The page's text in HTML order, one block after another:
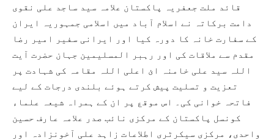
قائد ملت جعفریہ پاکستان علامہ سید ساجد علی نقوی
دامت برکاتہ نے اسلام آباد میں اسلامی جمہوریہ ایران
کے سفارت خانہ کا دورہ کیا اور ایرانی سفیر امیر رضا
مقدم سے ملاقات کی اور رہبر المسلیمین جہان حضرت آیت
اللہ سید علی خامنہ ائ اعلی اللہ مقامہ کی شہادت پر
تعزیت و تسلیت پیش کرتے ہوئے بلندی درجات کے لیے
فاتحہ خوانی کی۔ اس موقع پر ان کے ہمراہ شیعہ علماء
کونسل پاکستان کے مرکزی نائب صدر علامہ عارف حسین
واحدی، مرکزی سیکرٹری اطلاعات زاہد علی آخونزادہ اور